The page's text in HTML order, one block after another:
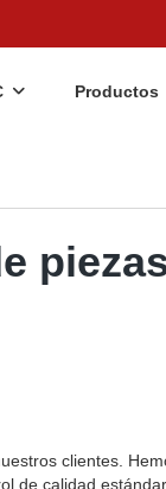
Productos
clientes.
de calidad